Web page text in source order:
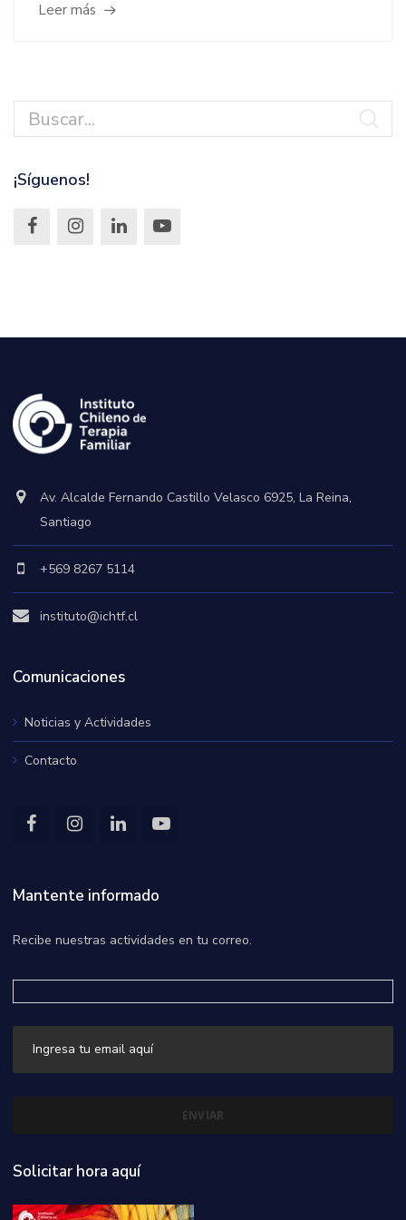
Leer más
¡Síguenos!
Av. Alcalde Fernando Castillo Velasco 6925, La Reina,
Santiago
+569 8267 5114
instituto@ichtf.cl
Comunicaciones
Noticias y Actividades
Contacto
Mantente informado
Recibe nuestras actividades en tu correo.
Solicitar hora aquí